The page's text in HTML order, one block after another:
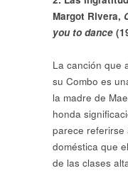
Margot Rivera,
you to dance
La canción que
su Combo es
la madre de
honda
parece referirse
doméstica que
de las clases